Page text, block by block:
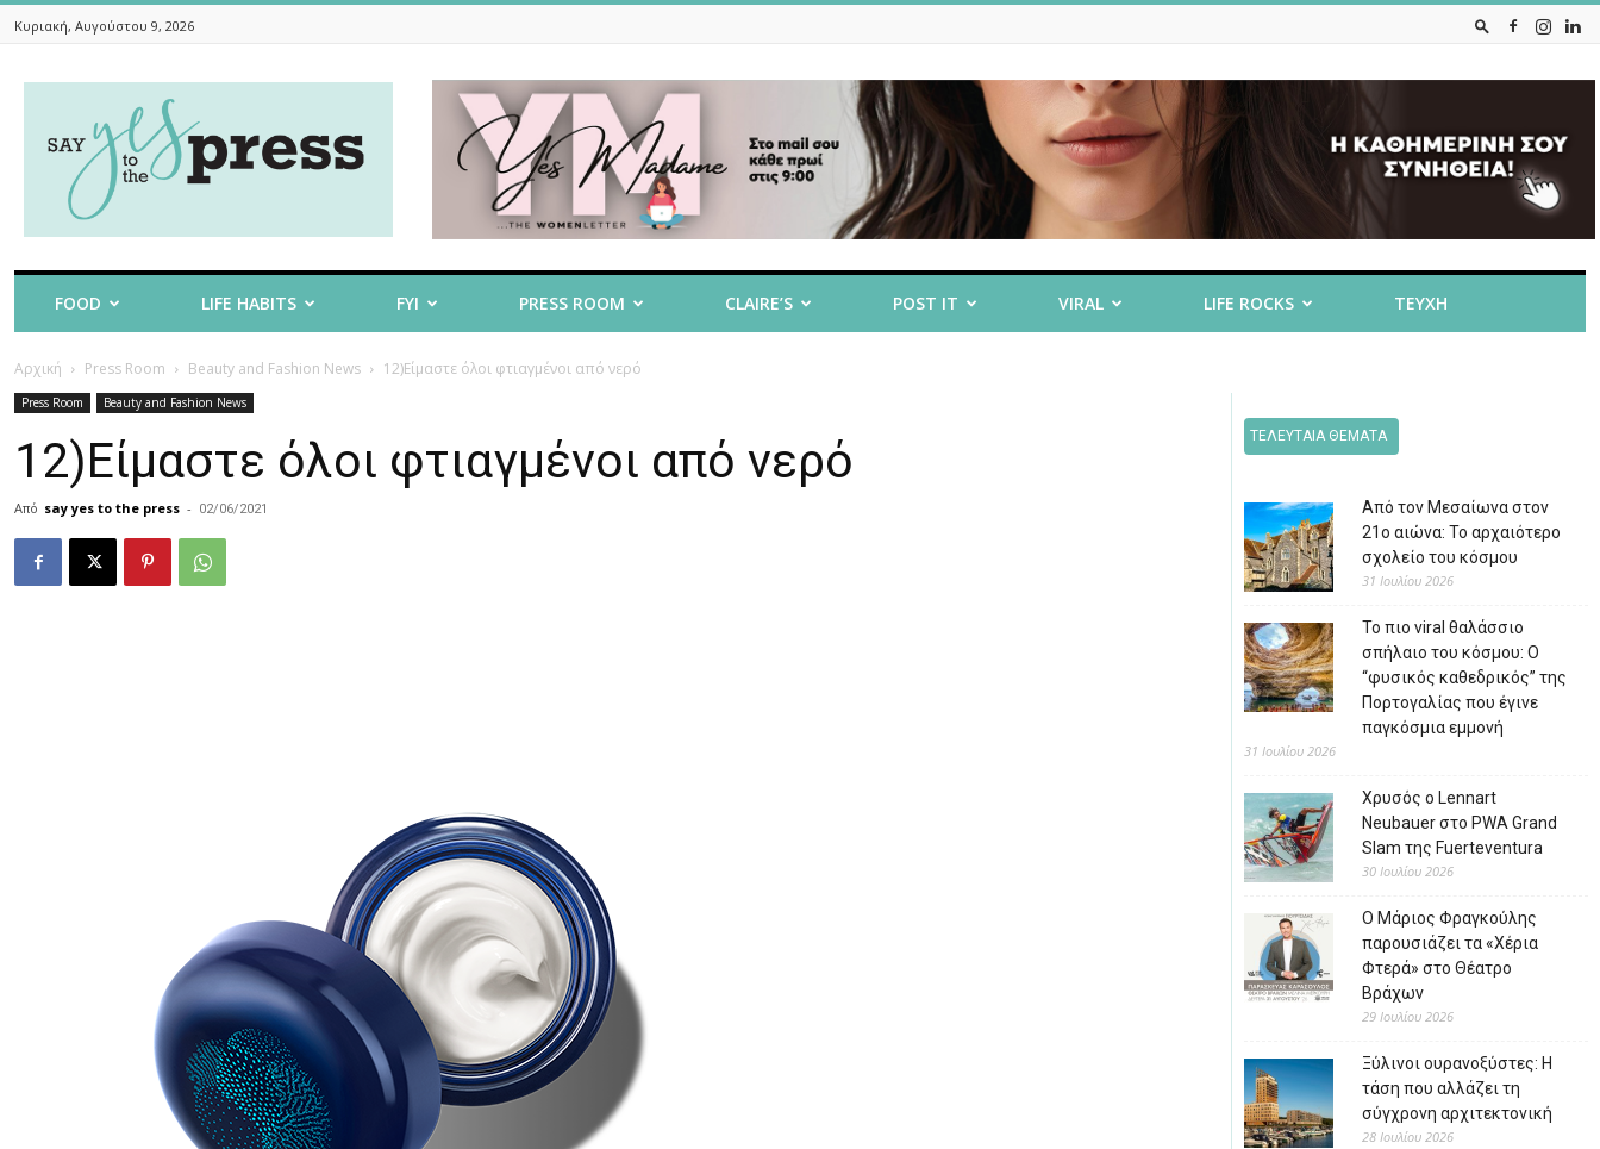
Κυριακή, Αυγούστου 9, 2026
To
The
FOOD LIFE HABITS FYI PRESS ROOM CLAIRE’S POST IT VIRAL LIFE ROCKS ΤΕΥΧΗ
Αρχική Press Room Beauty and Fashion News 12)Είμαστε όλοι φτιαγμένοι από νερό
Press Room Beauty and Fashion News
12)Είμαστε όλοι φτιαγμένοι από νερό
Από say yes to the press - 02/06/2021
ΤΕΛΕΥΤΑΙΑ ΘΕΜΑΤΑ
Από τον Μεσαίωνα στον
21ο αιώνα: Το αρχαιότερο
σχολείο του κόσμου
31 Ιουλίου 2026
Το πιο viral θαλάσσιο
σπήλαιο του κόσμου: Ο
“φυσικός καθεδρικός” της
Πορτογαλίας που έγινε
παγκόσμια εμμονή
31 Ιουλίου 2026
Χρυσός ο Lennart
Neubauer στο PWA Grand
Slam της Fuerteventura
30 Ιουλίου 2026
Ο Μάριος Φραγκούλης
παρουσιάζει τα «Χέρια
Φτερά» στο Θέατρο
Βράχων
29 Ιουλίου 2026
Ξύλινοι ουρανοξύστες: Η
τάση που αλλάζει τη
σύγχρονη αρχιτεκτονική
28 Ιουλίου 2026